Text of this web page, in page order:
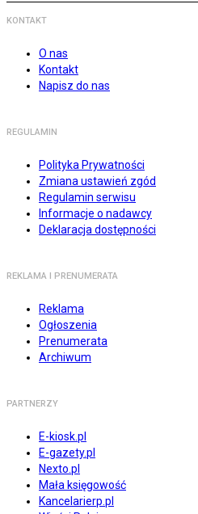
KONTAKT
O nas
Kontakt
Napisz do nas
REGULAMIN
Polityka Prywatności
Zmiana ustawień zgód
Regulamin serwisu
Informacje o nadawcy
Deklaracja dostępności
REKLAMA I PRENUMERATA
Reklama
Ogłoszenia
Prenumerata
Archiwum
PARTNERZY
E-kiosk.pl
E-gazety.pl
Nexto.pl
Mała księgowość
Kancelarierp.pl